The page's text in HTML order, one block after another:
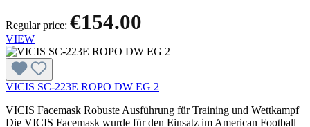
Regular price: €154.00
VIEW
VICIS SC-223E ROPO DW EG 2
VICIS Facemask Robuste Ausführung für Training und Wettkampf
Die VICIS Facemask wurde für den Einsatz im American Football